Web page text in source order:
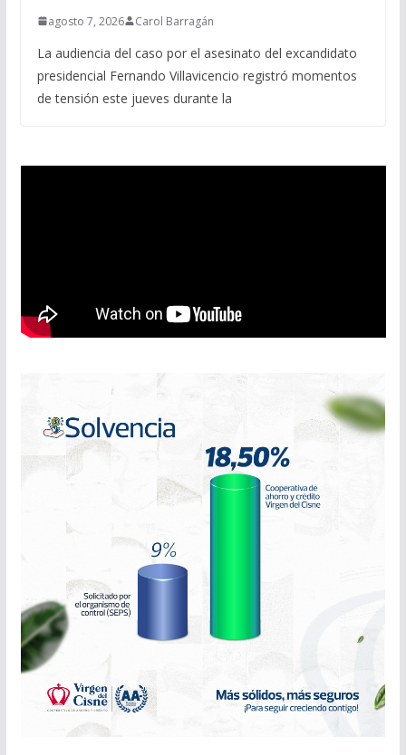
agosto 7, 2026 Carol Barragán
La audiencia del caso por el asesinato del excandidato
presidencial Fernando Villavicencio registró momentos
de tensión este jueves durante la